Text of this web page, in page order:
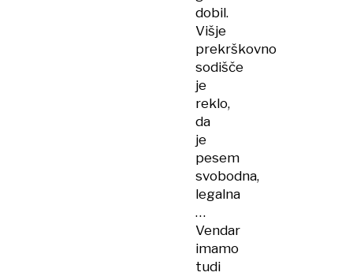
dobil.
Višje
prekrškovno
sodišče
je
reklo,
da
je
pesem
svobodna,
legalna
…
Vendar
imamo
tudi